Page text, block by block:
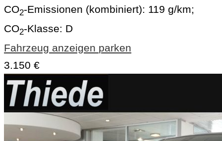
CO2-Emissionen (kombiniert): 119 g/km;
CO2-Klasse: D
Fahrzeug anzeigen parken
3.150 €